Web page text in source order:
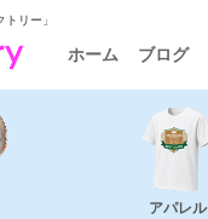
リー」
ホーム ブログ
アパレル